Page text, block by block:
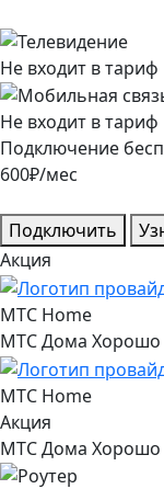
Не входит в тариф
Не входит в тариф
Подключение
600₽/мес
Подключить
Акция
МТС Home
МТС Дома Хорошо
МТС Home
Акция
МТС Дома Хорошо